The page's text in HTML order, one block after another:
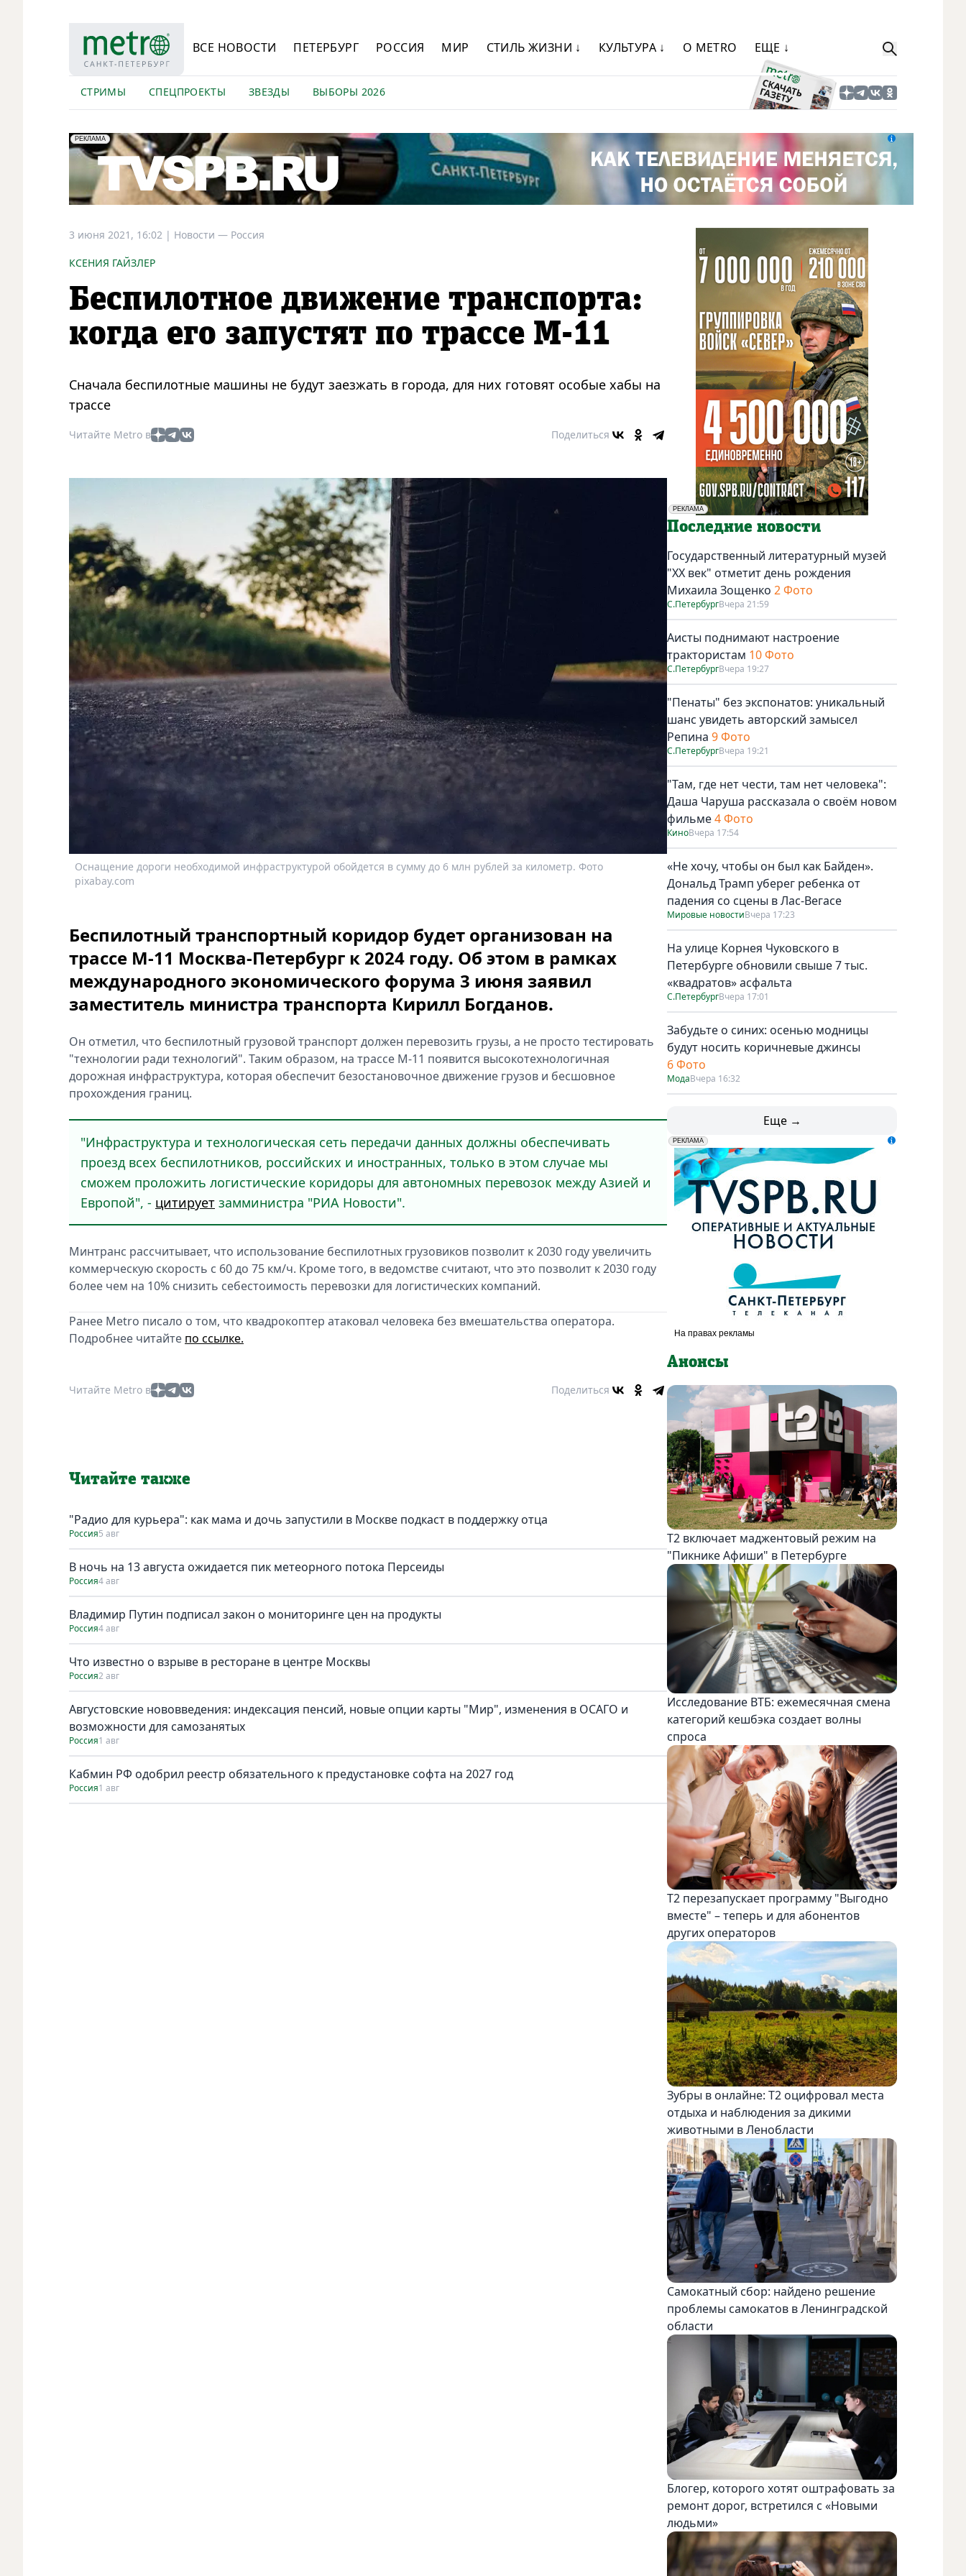
ВСЕ НОВОСТИ ПЕТЕРБУРГ РОССИЯ МИР СТИЛЬ ЖИЗНИ ↓ КУЛЬТУРА ↓ О METRO ЕЩЕ ↓
СТРИМЫ СПЕЦПРОЕКТЫ ЗВЕЗДЫ ВЫБОРЫ 2026
erid: LdtCK5Efv
РЕКЛАМА
АО "ГАТР", ИНН: 7841320717
3 июня 2021, 16:02 | Новости — Россия
КСЕНИЯ ГАЙЗЛЕР
Беспилотное движение транспорта:
когда его запустят по трассе М-11
Сначала беспилотные машины не будут заезжать в города, для них готовят особые хабы на
трассе
Читайте Metro в Поделиться
Оснащение дороги необходимой инфраструктурой обойдется в сумму до 6 млн рублей за километр. Фото
pixabay.com
Беспилотный транспортный коридор будет организован на
трассе М-11 Москва-Петербург к 2024 году. Об этом в рамках
международного экономического форума 3 июня заявил
заместитель министра транспорта Кирилл Богданов.
Он отметил, что беспилотный грузовой транспорт должен перевозить грузы, а не просто тестировать
"технологии ради технологий". Таким образом, на трассе М-11 появится высокотехнологичная
дорожная инфраструктура, которая обеспечит безостановочное движение грузов и бесшовное
прохождения границ.
"Инфраструктура и технологическая сеть передачи данных должны обеспечивать
проезд всех беспилотников, российских и иностранных, только в этом случае мы
сможем проложить логистические коридоры для автономных перевозок между Азией и
Европой", - цитирует замминистра "РИА Новости".
Минтранс рассчитывает, что использование беспилотных грузовиков позволит к 2030 году увеличить
коммерческую скорость с 60 до 75 км/ч. Кроме того, в ведомстве считают, что это позволит к 2030 году
более чем на 10% снизить себестоимость перевозки для логистических компаний.
Ранее Metro писало о том, что квадрокоптер атаковал человека без вмешательства оператора.
Подробнее читайте по ссылке.
Читайте Metro в Поделиться
Читайте также
"Радио для курьера": как мама и дочь запустили в Москве подкаст в поддержку отца
Россия5 авг
В ночь на 13 августа ожидается пик метеорного потока Персеиды
Россия4 авг
Владимир Путин подписал закон о мониторинге цен на продукты
Россия4 авг
Что известно о взрыве в ресторане в центре Москвы
Россия2 авг
Августовские нововведения: индексация пенсий, новые опции карты "Мир", изменения в ОСАГО и
возможности для самозанятых
Россия1 авг
Кабмин РФ одобрил реестр обязательного к предустановке софта на 2027 год
Россия1 авг
РЕКЛАМА
Социальная реклама
Последние новости
Государственный литературный музей
"ХХ век" отметит день рождения
Михаила Зощенко 2 Фото
С.ПетербургВчера 21:59
Аисты поднимают настроение
трактористам 10 Фото
С.ПетербургВчера 19:27
"Пенаты" без экспонатов: уникальный
шанс увидеть авторский замысел
Репина 9 Фото
С.ПетербургВчера 19:21
"Там, где нет чести, там нет человека":
Даша Чаруша рассказала о своём новом
фильме4 Фото
КиноВчера 17:54
«Не хочу, чтобы он был как Байден».
Дональд Трамп уберег ребенка от
падения со сцены в Лас-Вегасе
Мировые новостиВчера 17:23
На улице Корнея Чуковского в
Петербурге обновили свыше 7 тыс.
«квадратов» асфальта
С.ПетербургВчера 17:01
Забудьте о синих: осенью модницы
будут носить коричневые джинсы
6 Фото
МодаВчера 16:32
Еще →
erid: LdtCK5udn
РЕКЛАМА
АО "ГАТР", ИНН: 7841320717
Анонсы
Т2 включает маджентовый режим на
"Пикнике Афиши" в Петербурге
Исследование ВТБ: ежемесячная смена
категорий кешбэка создает волны
спроса
Т2 перезапускает программу "Выгодно
вместе" – теперь и для абонентов
других операторов
Зубры в онлайне: Т2 оцифровал места
отдыха и наблюдения за дикими
животными в Ленобласти
Самокатный сбор: найдено решение
проблемы самокатов в Ленинградской
области
Блогер, которого хотят оштрафовать за
ремонт дорог, встретился с «Новыми
людьми»